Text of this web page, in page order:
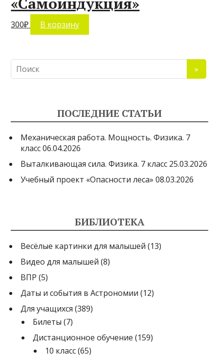
300₽ В корзину
ПОСЛЕДНИЕ СТАТЬИ
Механическая работа. Мощность. Физика. 7
класс 06.04.2026
Выталкивающая сила. Физика. 7 класс 25.03.2026
Учебный проект «Опасности леса» 08.03.2026
БИБЛИОТЕКА
Весёлые картинки для малышей (13)
Видео для малышей (8)
ВПР (5)
Даты и события в Астрономии (12)
Для учащихся (389)
Билеты (7)
Дистанционное обучение (159)
10 класс(65)